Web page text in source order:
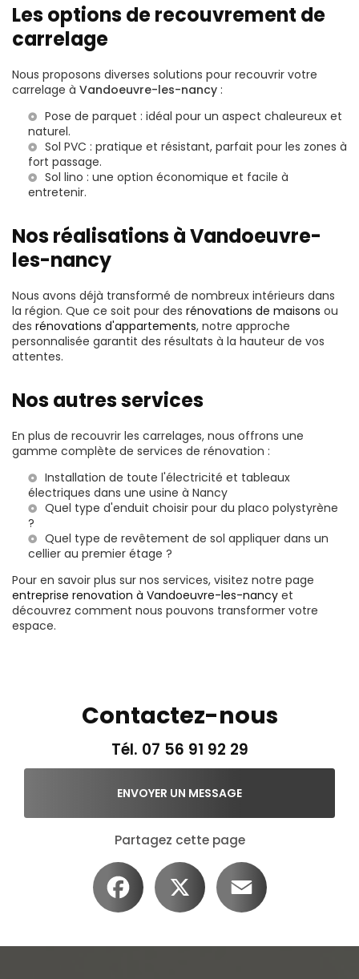
Les options de recouvrement de
carrelage
Nous proposons diverses solutions pour recouvrir votre
carrelage à Vandoeuvre-les-nancy :
Pose de parquet : idéal pour un aspect chaleureux et
naturel.
Sol PVC : pratique et résistant, parfait pour les zones à
fort passage.
Sol lino : une option économique et facile à
entretenir.
Nos réalisations à Vandoeuvre-
les-nancy
Nous avons déjà transformé de nombreux intérieurs dans
la région. Que ce soit pour des rénovations de maisons ou
des rénovations d'appartements, notre approche
personnalisée garantit des résultats à la hauteur de vos
attentes.
Nos autres services
En plus de recouvrir les carrelages, nous offrons une
gamme complète de services de rénovation :
Installation de toute l'électricité et tableaux
électriques dans une usine à Nancy
Quel type d'enduit choisir pour du placo polystyrène
?
Quel type de revêtement de sol appliquer dans un
cellier au premier étage ?
Pour en savoir plus sur nos services, visitez notre page
entreprise renovation à Vandoeuvre-les-nancy et
découvrez comment nous pouvons transformer votre
espace.
Contactez-nous
Tél. 07 56 91 92 29
ENVOYER UN MESSAGE
Partagez cette page
Facebook